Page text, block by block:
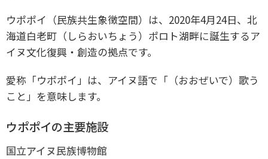
ウポポイ（民族共生象徴空間）は、2020年4月24日、北
海道白老町（しらおいちょう）ポロト湖畔に誕生するア
イヌ文化復興・創造の拠点です。
愛称「ウポポイ」は、アイヌ語で「（おおぜいで）歌う
こと」を意味します。
ウポポイの主要施設
国立アイヌ民族博物館